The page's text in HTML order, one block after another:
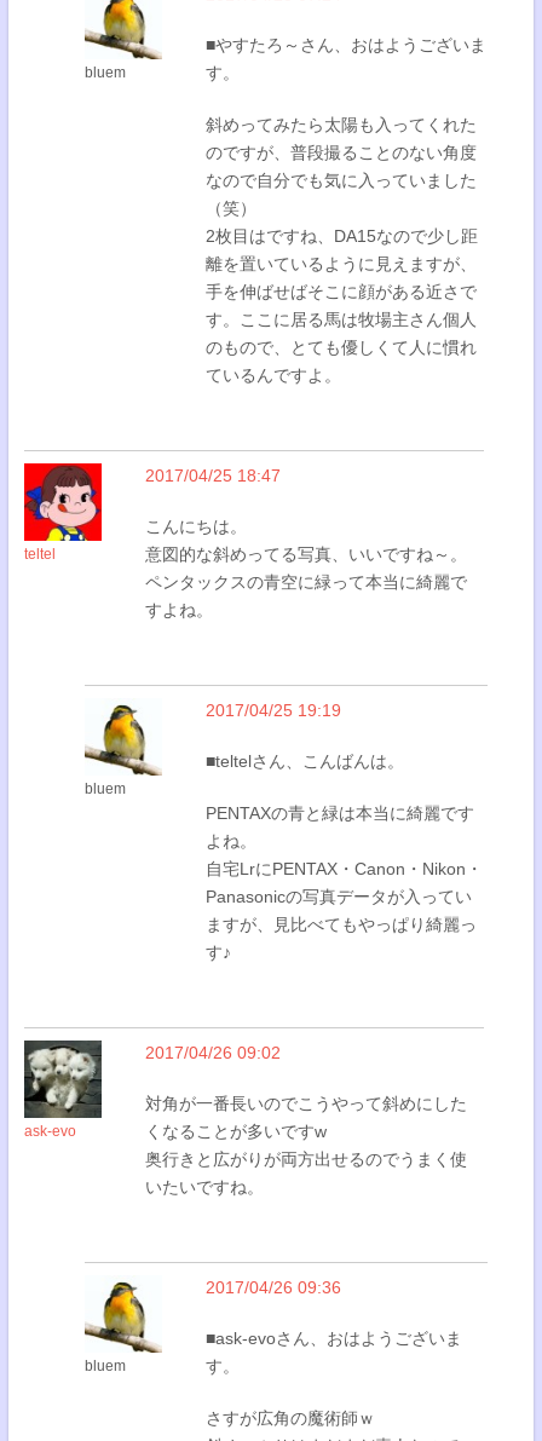
bluem
■やすたろ～さん、おはようございま
す。
斜めってみたら太陽も入ってくれた
のですが、普段撮ることのない角度
なので自分でも気に入っていました
（笑）
2枚目はですね、DA15なので少し距
離を置いているように見えますが、
手を伸ばせばそこに顔がある近さで
す。ここに居る馬は牧場主さん個人
のもので、とても優しくて人に慣れ
ているんですよ。
teltel
2017/04/25 18:47
こんにちは。
意図的な斜めってる写真、いいですね～。
ペンタックスの青空に緑って本当に綺麗で
すよね。
bluem
2017/04/25 19:19
■teltelさん、こんばんは。
PENTAXの青と緑は本当に綺麗です
よね。
自宅LrにPENTAX・Canon・Nikon・
Panasonicの写真データが入ってい
ますが、見比べてもやっぱり綺麗っ
す♪
ask-evo
2017/04/26 09:02
対角が一番長いのでこうやって斜めにした
くなることが多いですw
奥行きと広がりが両方出せるのでうまく使
いたいですね。
bluem
2017/04/26 09:36
■ask-evoさん、おはようございま
す。
さすが広角の魔術師ｗ